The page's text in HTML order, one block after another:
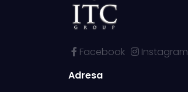
Facebook Instagram
Adresa